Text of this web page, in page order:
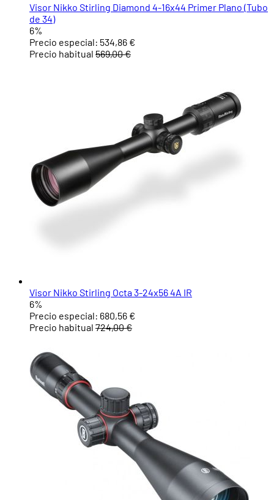
Visor Nikko Stirling Diamond 4-16x44 Primer Plano (Tubo
de 34)
6%
Precio especial: 534,86 €
Precio habitual 569,00 €
Visor Nikko Stirling Octa 3-24x56 4A IR
6%
Precio especial: 680,56 €
Precio habitual 724,00 €